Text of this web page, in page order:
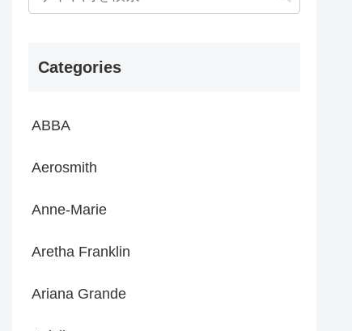
Categories
ABBA
Aerosmith
Anne-Marie
Aretha Franklin
Ariana Grande